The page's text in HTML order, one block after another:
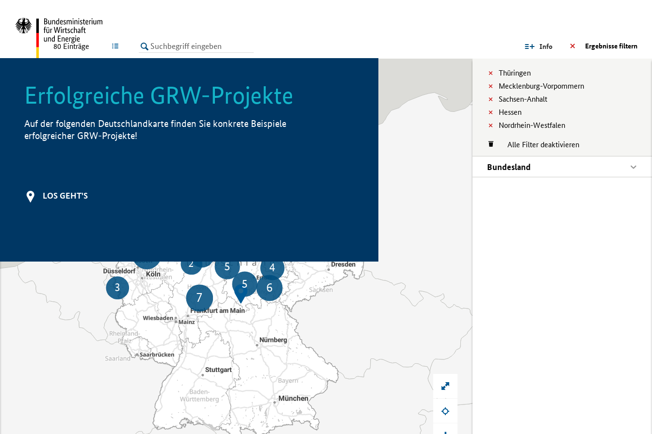
LISTE Ergebnisse filtern
Info
Thüringen
Mecklenburg-Vorpommern
Sachsen-Anhalt
Hessen
Nordrhein-Westfalen
Alle Filter deaktivieren
Bundesland
80 Einträge
Erfolgreiche GRW-Projekte
Auf der folgenden Deutschlandkarte finden Sie konkrete Beispiele
erfolgreicher GRW-Projekte!
LOS GEHT'S